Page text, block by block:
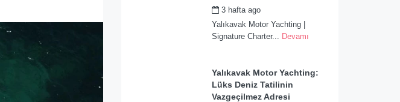
3 hafta ago
Yalıkavak Motor Yachting |
Signature Charter...
Devamı
Yalıkavak Motor Yachting:
Lüks Deniz Tatilinin
Vazgeçilmez Adresi